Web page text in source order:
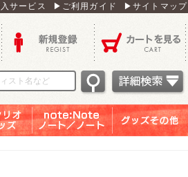
サービス ▶ご利用ガイド ▶サイトマップ